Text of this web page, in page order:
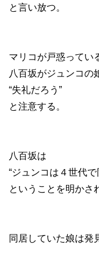
と言い放つ。
マリコが戸惑ってい
八百坂がジュンコの
“失礼だろう”
と注意する。
八百坂は
“ジュンコは４世代
ということを明かさ
同居していた娘は発